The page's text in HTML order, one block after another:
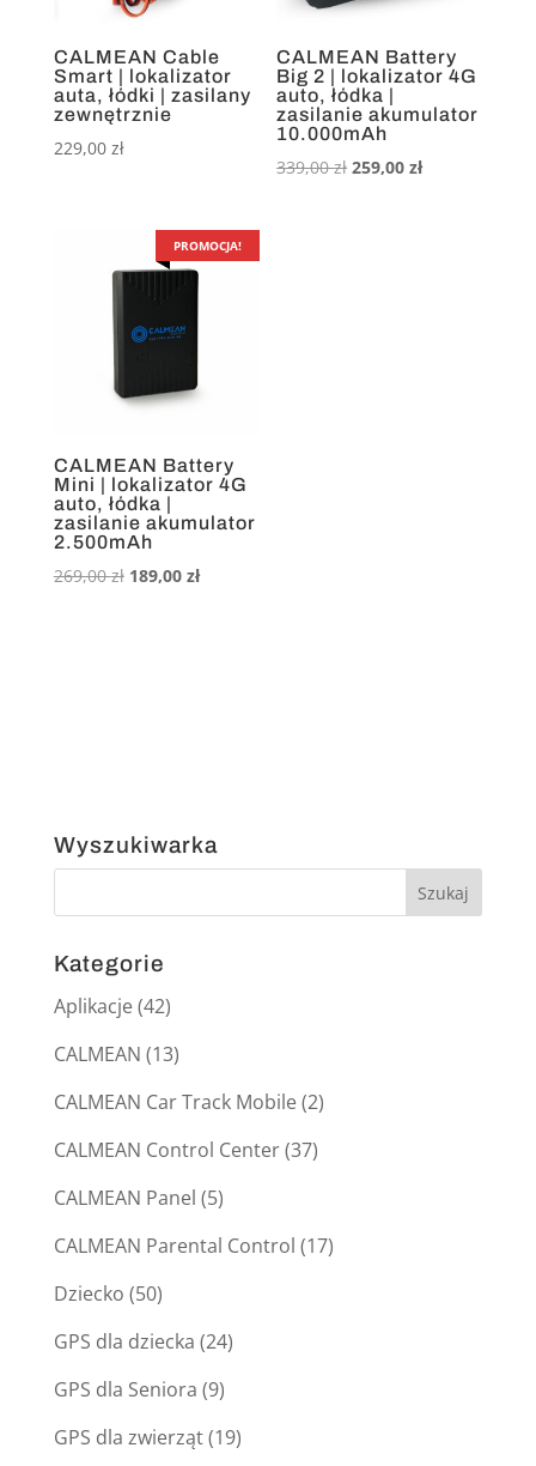
CALMEAN Cable
Smart | lokalizator
auta, łódki | zasilany
zewnętrznie
229,00 zł
CALMEAN Battery
Big 2 | lokalizator 4G
auto, łódka |
zasilanie akumulator
10.000mAh
339,00zł Pierwotna
259,00złAktualna
PROMOCJA!
CALMEAN Battery
Mini | lokalizator 4G
auto, łódka |
zasilanie akumulator
2.500mAh
269,00zł Pierwotna
189,00 złAktualna
Wyszukiwarka
Kategorie
Aplikacje(42)
CALMEAN (13)
CALMEAN Car Track Mobile(2)
CALMEAN Control Center(37)
CALMEAN Panel (5)
CALMEAN Parental Control (17)
Dziecko (50)
GPS dla dziecka (24)
GPS dla Seniora (9)
GPS dla zwierząt(19)